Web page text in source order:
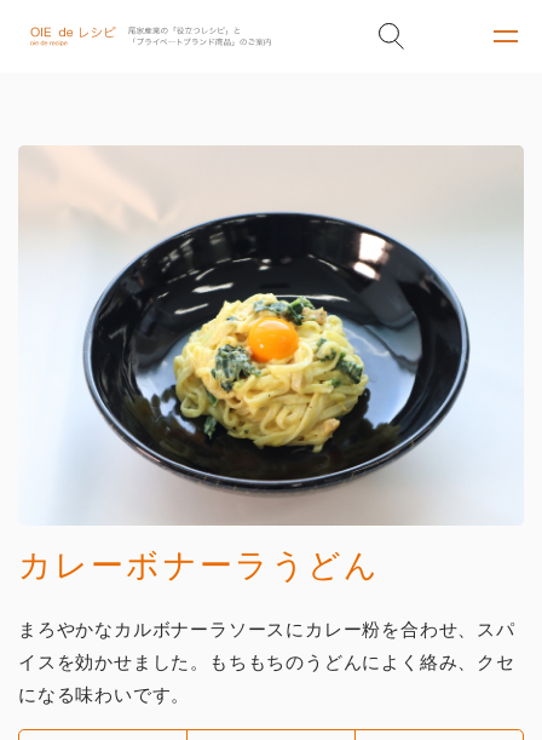
カレーボナーラうどん
まろやかなカルボナーラソースにカレー粉を合わせ、スパ
イスを効かせました。もちもちのうどんによく絡み、クセ
になる味わいです。